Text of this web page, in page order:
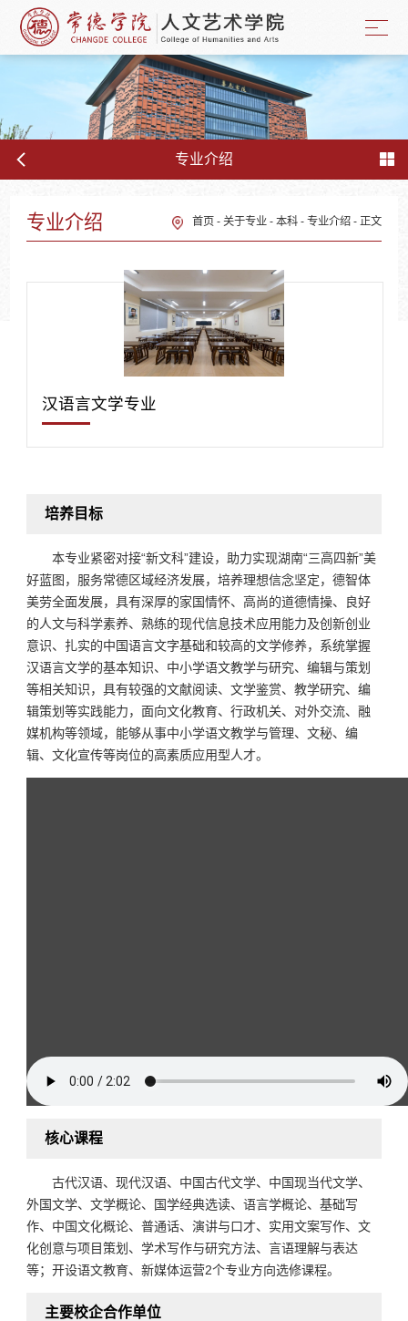
专业介绍
专业介绍 首页 -关于专业 -本科 -专业介绍 - 正文
汉语言文学专业
培养目标
本专业紧密对接“新文科”建设，助力实现湖南“三高四新”美
好蓝图，服务常德区域经济发展，培养理想信念坚定，德智体
美劳全面发展，具有深厚的家国情怀、高尚的道德情操、良好
的人文与科学素养、熟练的现代信息技术应用能力及创新创业
意识、扎实的中国语言文字基础和较高的文学修养，系统掌握
汉语言文学的基本知识、中小学语文教学与研究、编辑与策划
等相关知识，具有较强的文献阅读、文学鉴赏、教学研究、编
辑策划等实践能力，面向文化教育、行政机关、对外交流、融
媒机构等领域，能够从事中小学语文教学与管理、文秘、编
辑、文化宣传等岗位的高素质应用型人才。
核心课程
古代汉语、现代汉语、中国古代文学、中国现当代文学、
外国文学、文学概论、国学经典选读、语言学概论、基础写
作、中国文化概论、普通话、演讲与口才、实用文案写作、文
化创意与项目策划、学术写作与研究方法、言语理解与表达
等；开设语文教育、新媒体运营2个专业方向选修课程。
主要校企合作单位